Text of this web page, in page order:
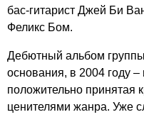
бас-гитарист Джей Би
Феликс Бом.
Дебютный альбом
основания, в 2004 году –
положительно принятая
ценителями жанра. Уже